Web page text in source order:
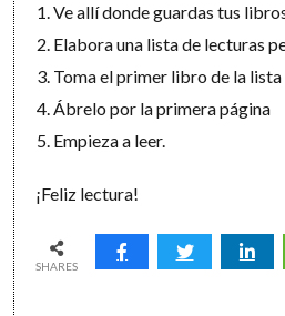
Ve allí donde guardas tus
Elabora una lista de lecturas
Toma el primer libro de la lista
Ábrelo por la primera página
Empieza a leer.
¡Feliz lectura!
SHARES